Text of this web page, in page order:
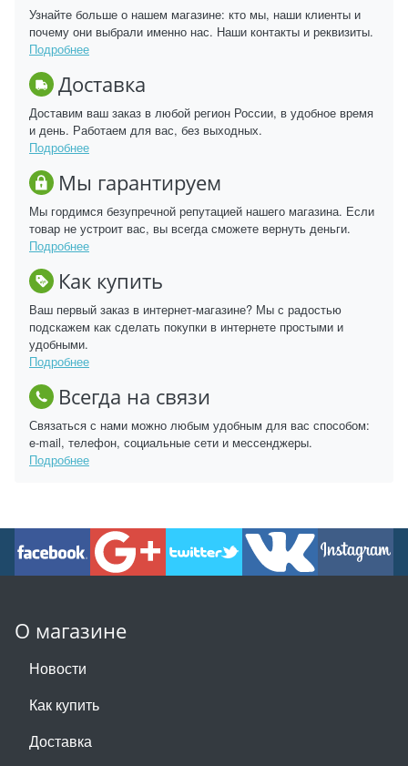
Узнайте больше о нашем магазине: кто мы, наши клиенты и
почему они выбрали именно нас. Наши контакты и реквизиты.
Подробнее
Доставка
Доставим ваш заказ в любой регион России, в удобное время
и день. Работаем для вас, без выходных.
Подробнее
Мы гарантируем
Мы гордимся безупречной репутацией нашего магазина. Если
товар не устроит вас, вы всегда сможете вернуть деньги.
Подробнее
Как купить
Ваш первый заказ в интернет-магазине? Мы с радостью
подскажем как сделать покупки в интернете простыми и
удобными.
Подробнее
Всегда на связи
Связаться с нами можно любым удобным для вас способом:
e-mail, телефон, социальные сети и мессенджеры.
Подробнее
О магазине
Новости
Как купить
Доставка